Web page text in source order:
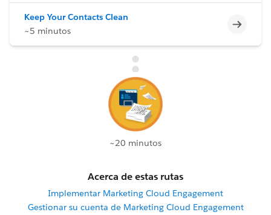
Keep Your Contacts Clean
~5 minutos
~20 minutos
Acerca de estas rutas
Implementar Marketing Cloud Engagement
Gestionar su cuenta de Marketing Cloud Engagement